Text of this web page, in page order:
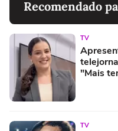
Recomendado
TV
"Mais
TV